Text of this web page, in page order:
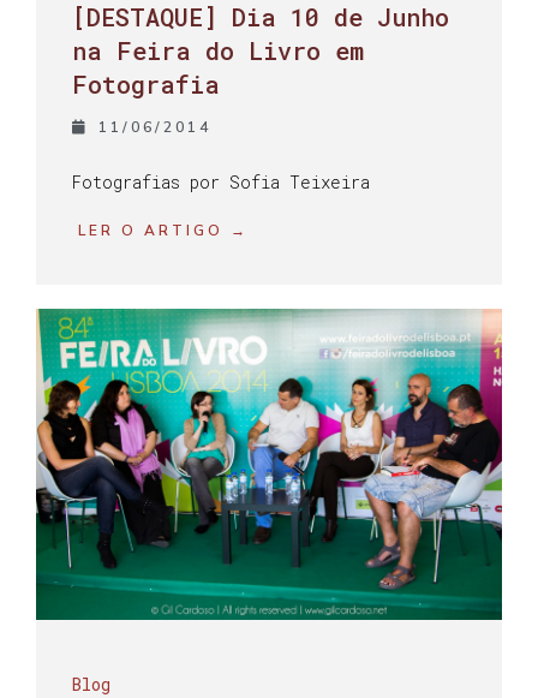
[DESTAQUE] Dia 10 de Junho
na Feira do Livro em
Fotografia
11/06/2014
Fotografias por Sofia Teixeira
LER O ARTIGO →
Blog